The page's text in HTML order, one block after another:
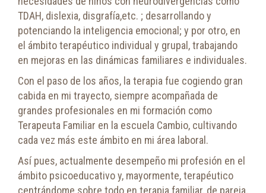
TDAH, dislexia, disgrafía,etc. ; desarrollando y
potenciando la inteligencia emocional; y por otro, en
el ámbito terapéutico individual y grupal, trabajando
en mejoras en las dinámicas familiares e individuales.
Con el paso de los años, la terapia fue cogiendo gran
cabida en mi trayecto, siempre acompañada de
grandes profesionales en mi formación como
Terapeuta Familiar en la escuela Cambio, cultivando
cada vez más este ámbito en mi área laboral.
Así pues, actualmente desempeño mi profesión en el
ámbito psicoeducativo y, mayormente, terapéutico
centrándome sobre todo en terapia familiar, de pareja,